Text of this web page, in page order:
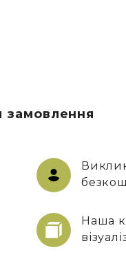
замовлення
Наша